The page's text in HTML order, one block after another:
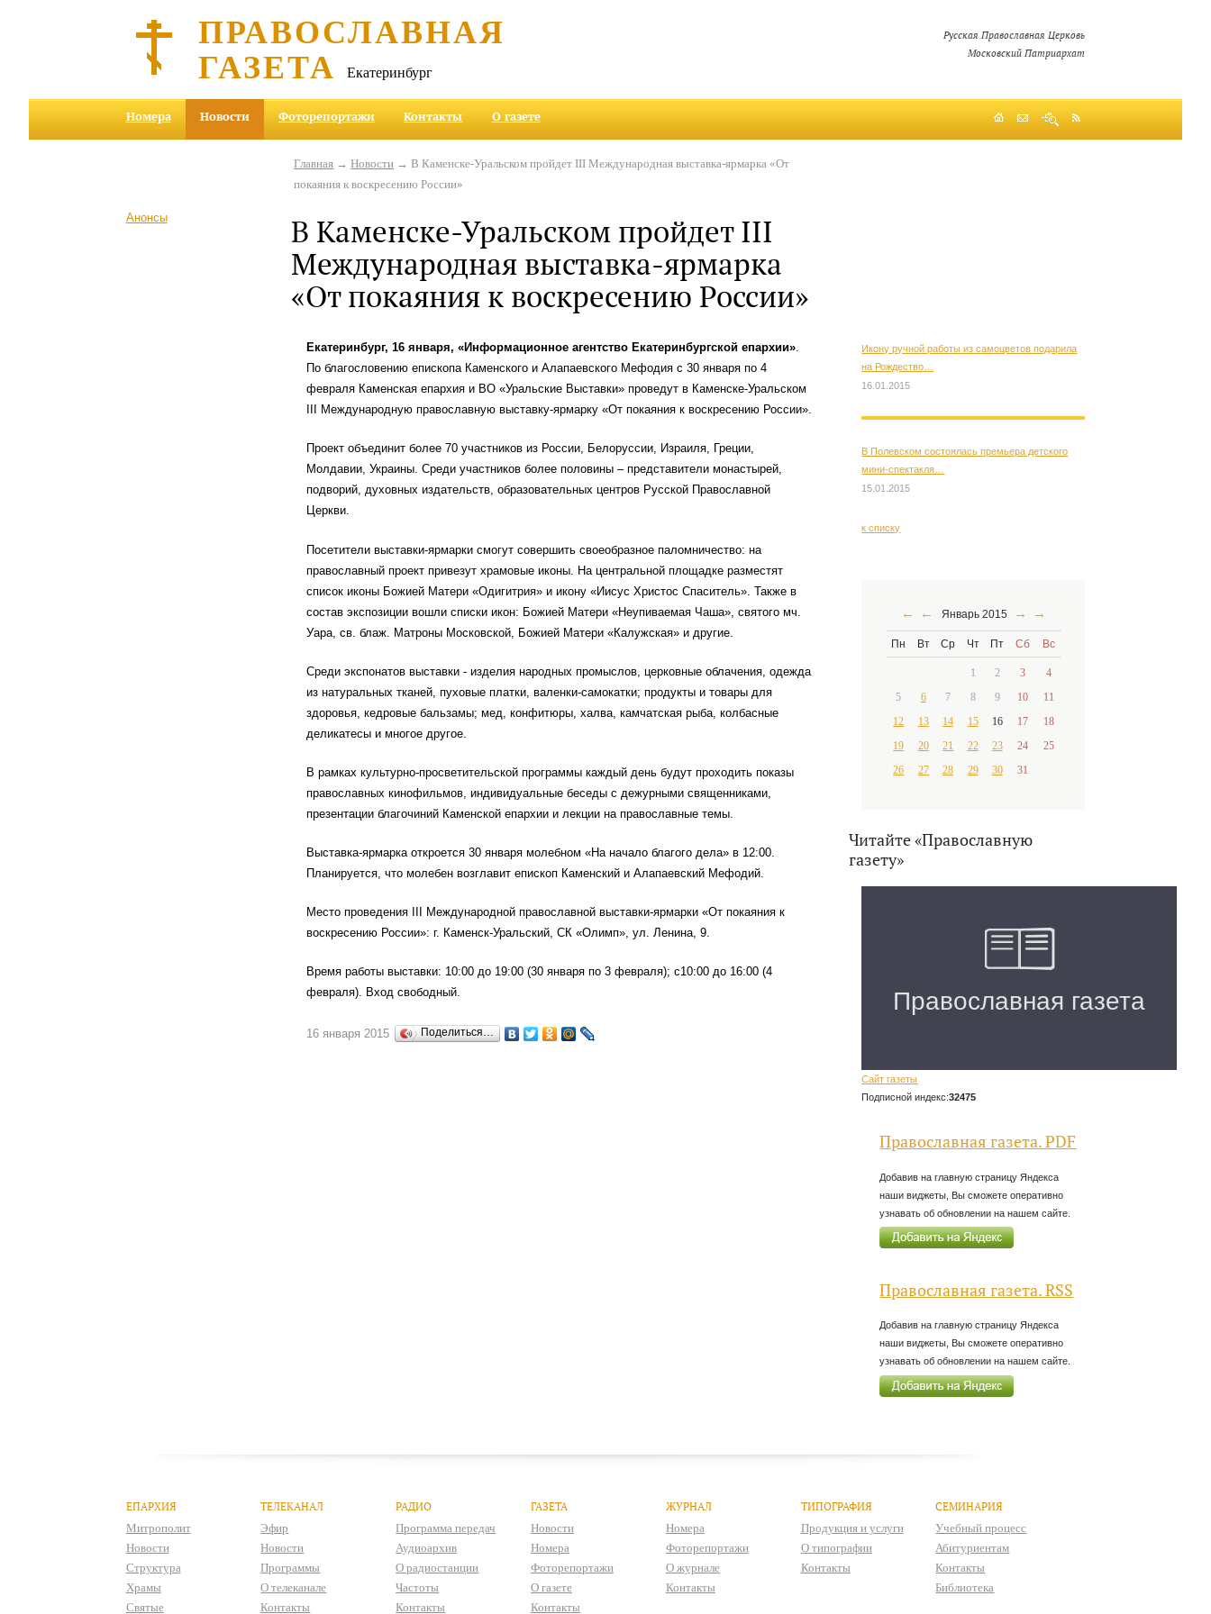
ПРАВОСЛАВНАЯ
ГАЗЕТА Екатеринбург
Русская Православная Церковь
Московский Патриархат
Номера Новости Фоторепортажи Контакты О газете
Анонсы
Главная →Новости → В Каменске-Уральском пройдет III Международная выставка-ярмарка «От
покаяния к воскресению России»
В Каменске-Уральском пройдет III
Международная выставка-ярмарка
«От покаяния к воскресению России»
Екатеринбург, 16 января, «Информационное агентство Екатеринбургской епархии».
По благословению епископа Каменского и Алапаевского Мефодия с 30 января по 4
февраля Каменская епархия и ВО «Уральские Выставки» проведут в Каменске-Уральском
III Международную православную выставку-ярмарку «От покаяния к воскресению России».
Проект объединит более 70 участников из России, Белоруссии, Израиля, Греции,
Молдавии, Украины. Среди участников более половины – представители монастырей,
подворий, духовных издательств, образовательных центров Русской Православной
Церкви.
Посетители выставки-ярмарки смогут совершить своеобразное паломничество: на
православный проект привезут храмовые иконы. На центральной площадке разместят
список иконы Божией Матери «Одигитрия» и икону «Иисус Христос Спаситель». Также в
состав экспозиции вошли списки икон: Божией Матери «Неупиваемая Чаша», святого мч.
Уара, св. блаж. Матроны Московской, Божией Матери «Калужская» и другие.
Среди экспонатов выставки - изделия народных промыслов, церковные облачения, одежда
из натуральных тканей, пуховые платки, валенки-самокатки; продукты и товары для
здоровья, кедровые бальзамы; мед, конфитюры, халва, камчатская рыба, колбасные
деликатесы и многое другое.
В рамках культурно-просветительской программы каждый день будут проходить показы
православных кинофильмов, индивидуальные беседы с дежурными священниками,
презентации благочиний Каменской епархии и лекции на православные темы.
Выставка-ярмарка откроется 30 января молебном «На начало благого дела» в 12:00.
Планируется, что молебен возглавит епископ Каменский и Алапаевский Мефодий.
Место проведения III Международной православной выставки-ярмарки «От покаяния к
воскресению России»: г. Каменск-Уральский, СК «Олимп», ул. Ленина, 9.
Время работы выставки: 10:00 до 19:00 (30 января по 3 февраля); с10:00 до 16:00 (4
февраля). Вход свободный.
16 января 2015 Поделиться…
Икону ручной работы из самоцветов подарила
на Рождество…
16.01.2015
В Полевском состоялась премьера детского
мини-спектакля…
15.01.2015
к списку
← ← Январь 2015 → →
Пн Вт Ср Чт Пт Сб Вс
1 2 3
4
5
6 7 8 9 10
11
12
13 14 15 16 17
18
19
20 21 22 23 24
25
26
27 28 29 30 31
Читайте «Православную
газету»
Сайт газеты
Подписной индекс:32475
Православная газета. PDF
Добавив на главную страницу Яндекса
наши виджеты, Вы сможете оперативно
узнавать об обновлении на нашем сайте.
Православная газета. RSS
Добавив на главную страницу Яндекса
наши виджеты, Вы сможете оперативно
узнавать об обновлении на нашем сайте.
ЕПАРХИЯ
Митрополит
Новости
Структура
Храмы
Святые
ТЕЛЕКАНАЛ
Эфир
Новости
Программы
О телеканале
Контакты
РАДИО
Программа передач
Аудиоархив
О радиостанции
Частоты
Контакты
ГАЗЕТА
Новости
Номера
Фоторепортажи
О газете
Контакты
ЖУРНАЛ
Номера
Фоторепортажи
О журнале
Контакты
ТИПОГРАФИЯ
Продукция и услуги
О типографии
Контакты
СЕМИНАРИЯ
Учебный процесс
Абитуриентам
Контакты
Библиотека